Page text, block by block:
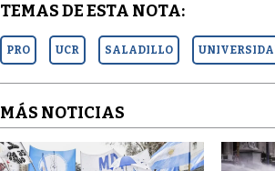
TEMAS DE ESTA NOTA:
PRO UCR SALADILLO
MÁS NOTICIAS